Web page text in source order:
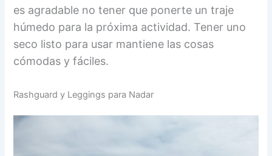
es agradable no tener que ponerte un traje
húmedo para la próxima actividad. Tener uno
seco listo para usar mantiene las cosas
cómodas y fáciles.
Rashguard y Leggings para Nadar